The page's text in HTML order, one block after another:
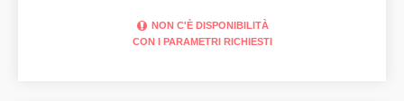
NON C'È DISPONIBILITÀ
CON I PARAMETRI RICHIESTI